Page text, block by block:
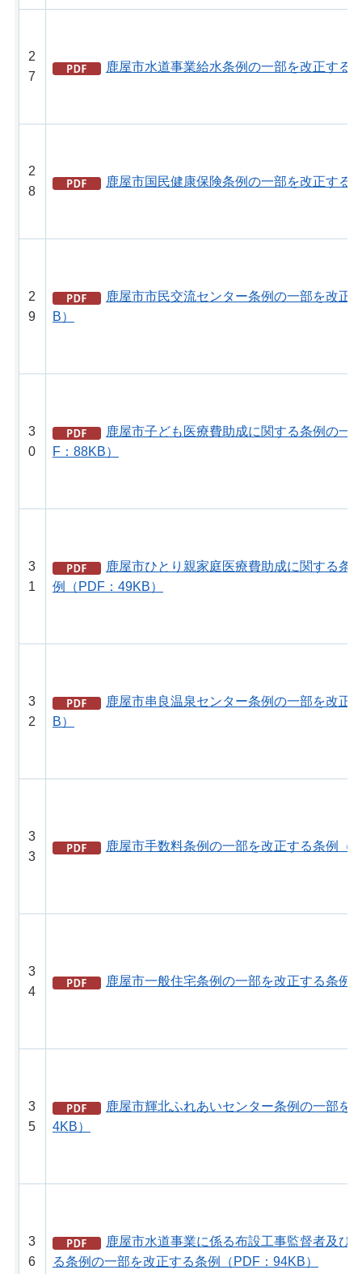
2
7
鹿屋市水道事業給水条例の一部を改正する
2
8
鹿屋市国民健康保険条例の一部を改正する
2
9
鹿屋市市民交流センター条例の一部を改正
B）
3
0
鹿屋市子ども医療費助成に関する条例の一
F：88KB）
3
1
鹿屋市ひとり親家庭医療費助成に関する条
例（PDF：49KB）
3
2
鹿屋市串良温泉センター条例の一部を改正
B）
3
3
鹿屋市手数料条例の一部を改正する条例（
3
4
鹿屋市一般住宅条例の一部を改正する条例
3
5
鹿屋市輝北ふれあいセンター条例の一部を
4KB）
3
6
鹿屋市水道事業に係る布設工事監督者及び
る条例の一部を改正する条例（PDF：94KB）